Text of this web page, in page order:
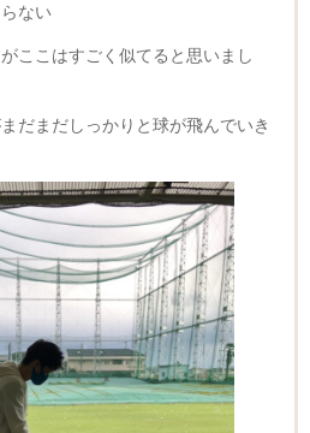
ない
ここはすごく似てると思いまし
だまだしっかりと球が飛んでいき